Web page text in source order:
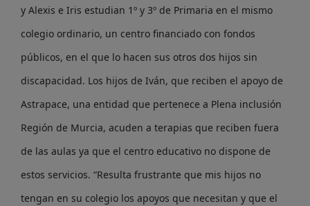
y Alexis e Iris estudian 1º y 3º de Primaria en el mismo
colegio ordinario, un centro financiado con fondos
públicos, en el que lo hacen sus otros dos hijos sin
discapacidad. Los hijos de Iván, que reciben el apoyo de
Astrapace, una entidad que pertenece a Plena inclusión
Región de Murcia, acuden a terapias que reciben fuera
de las aulas ya que el centro educativo no dispone de
estos servicios. “Resulta frustrante que mis hijos no
tengan en su colegio los apoyos que necesitan y que el